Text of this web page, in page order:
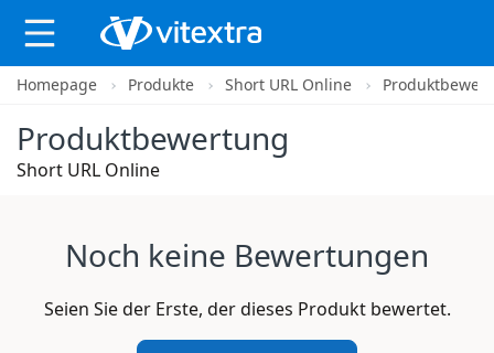
X
Homepage Produkte Short URL Online
Produktbewertung
Short URL Online
Noch keine Bewertungen
Seien Sie der Erste, der dieses Produkt bewertet.